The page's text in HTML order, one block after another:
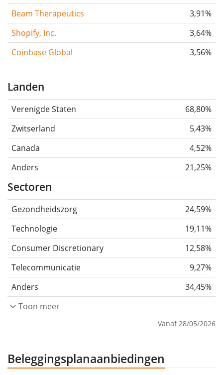
Beam Therapeutics
3,91%
Shopify, Inc.
3,64%
Coinbase Global
3,56%
Landen
Verenigde Staten
68,80%
Zwitserland
5,43%
Canada
4,52%
Anders
21,25%
Sectoren
Gezondheidszorg
24,59%
Technologie
19,11%
Consumer Discretionary
12,58%
Telecommunicatie
9,27%
Anders
34,45%
Toon meer
Vanaf 28/05/2026
Beleggingsplanaanbiedingen